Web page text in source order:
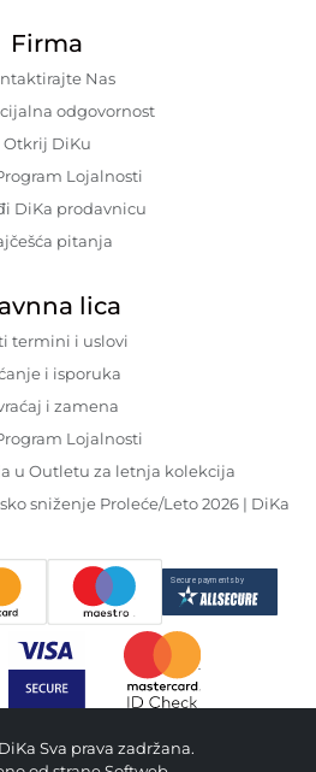
Firma
Nas
odgovornost
Otkrij DiKu
Lojalnosti
DiKa prodavnicu
pitanja
lica
termini i uslovi
i isporuka
i zamena
Lojalnosti
u Outletu za letnja kolekcija
sniženje Proleće/Leto 2026 | DiKa
Sva prava zadržana.